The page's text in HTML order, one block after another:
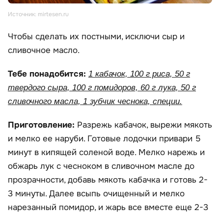
Источник: mirtesen.ru
Чтобы сделать их постными, исключи сыр и
сливочное масло.
Тебе понадобится: 1 кабачок, 100 г риса, 50 г
твердого сыра, 100 г помидоров, 60 г лука, 50 г
сливочного масла, 1 зубчик чеснока, специи.
Приготовление: Разрежь кабачок, вырежи мякоть
и мелко ее наруби. Готовые лодочки привари 5
минут в кипящей соленой воде. Мелко нарежь и
обжарь лук с чесноком в сливочном масле до
прозрачности, добавь мякоть кабачка и готовь 2-
3 минуты. Далее всыпь очищенный и мелко
нарезанный помидор, и жарь все вместе еще 2-3